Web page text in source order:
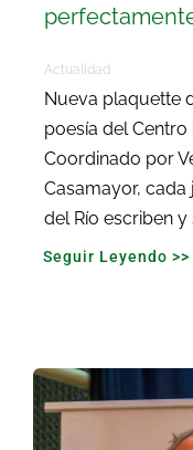
Actualidad
Nueva plaquette
poesía del Centro
Coordinado por
Casamayor,
del Río escriben
Seguir Leyendo >>